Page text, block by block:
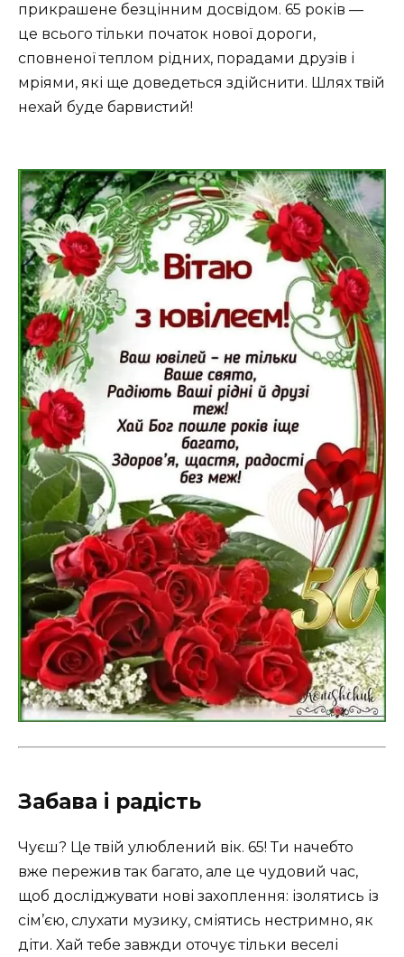
прикрашене безцінним досвідом. 65 років —
це всього тільки початок нової дороги,
сповненої теплом рідних, порадами друзів і
мріями, які ще доведеться здійснити. Шлях твій
нехай буде барвистий!
Забава і радість
Чуєш? Це твій улюблений вік. 65! Ти начебто
вже пережив так багато, але це чудовий час,
щоб досліджувати нові захоплення: ізолятись із
сім’єю, слухати музику, сміятись нестримно, як
діти. Хай тебе завжди оточує тільки веселі